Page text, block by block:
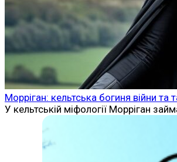
Морріган: кельтська богиня війни та
У кельтській міфології Морріган